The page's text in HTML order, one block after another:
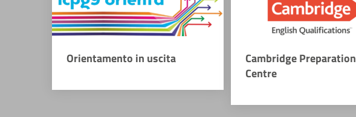
Orientamento in uscita
Cambridge Preparation
Centre